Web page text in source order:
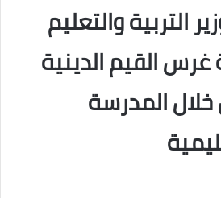
التربية والتعليم
القيم الدينية
خلال المدرسة